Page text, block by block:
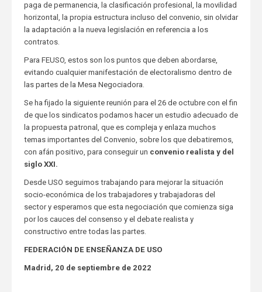
paga de permanencia, la clasificación profesional, la movilidad
horizontal, la propia estructura incluso del convenio, sin olvidar
la adaptación a la nueva legislación en referencia a los
contratos.
Para FEUSO, estos son los puntos que deben abordarse,
evitando cualquier manifestación de electoralismo dentro de
las partes de la Mesa Negociadora.
Se ha fijado la siguiente reunión para el 26 de octubre con el fin
de que los sindicatos podamos hacer un estudio adecuado de
la propuesta patronal, que es compleja y enlaza muchos
temas importantes del Convenio, sobre los que debatiremos,
con afán positivo, para conseguir un convenio realista y del
siglo XXI.
Desde USO seguimos trabajando para mejorar la situación
socio-económica de los trabajadores y trabajadoras del
sector y esperamos que esta negociación que comienza siga
por los cauces del consenso y el debate realista y
constructivo entre todas las partes.
FEDERACIÓN DE ENSEÑANZA DE USO
Madrid, 20 de septiembre de 2022